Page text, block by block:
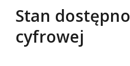
Stan
cyfrowej